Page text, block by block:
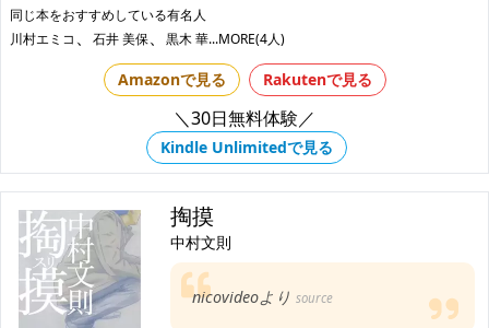
同じ本をおすすめしている有名人
川村エミコ 、 石井 美保、 黒木 華...MORE(4人)
Amazonで見る Rakutenで見る
＼30日無料体験／
Kindle Unlimitedで見る
掏摸
中村文則
nicovideoよりsource